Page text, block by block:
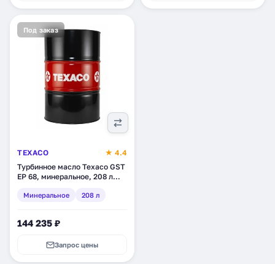
Под заказ
TEXACO
★ 4.4
Турбинное масло Texaco GST
EP 68, минеральное, 208 л
Минеральное 208 л
144 235 ₽
Запрос цены